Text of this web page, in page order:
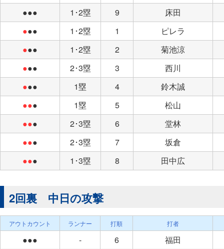
●●●
1･2塁 9
床田
●●● 1･2塁 1
ピレラ
●●● 1･2塁 2
菊池涼
●●● 2･3塁 3
西川
●●● 1塁 4
鈴木誠
●●● 1塁 5
松山
●●● 2･3塁 6
堂林
●●● 2･3塁 7
坂倉
●●● 1･3塁 8 田中広
2回裏 中日の攻撃
アウトカウント ランナー 打順 打者
●●● - 6
福田